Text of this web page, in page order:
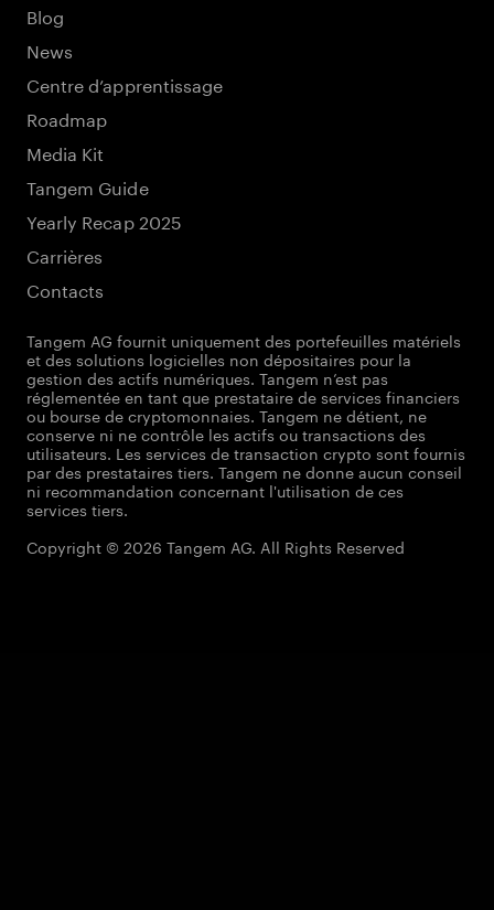
Blog
News
Centre d’apprentissage
Roadmap
Media Kit
Tangem Guide
Yearly Recap 2025
Carrières
Contacts
Tangem AG fournit uniquement des portefeuilles matériels
et des solutions logicielles non dépositaires pour la
gestion des actifs numériques. Tangem n’est pas
réglementée en tant que prestataire de services financiers
ou bourse de cryptomonnaies. Tangem ne détient, ne
conserve ni ne contrôle les actifs ou transactions des
utilisateurs. Les services de transaction crypto sont fournis
par des prestataires tiers. Tangem ne donne aucun conseil
ni recommandation concernant l'utilisation de ces
services tiers.